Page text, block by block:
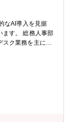
なAI導入を見据
ます。 総務人事部
スク業務を主に担
、徐々に担当範囲
資産管理 ・PCお
管理(入退社対応